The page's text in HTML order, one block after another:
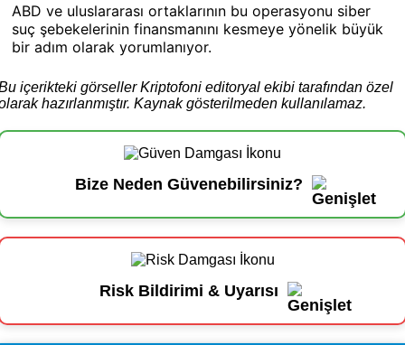
ABD ve uluslararası ortaklarının bu operasyonu siber
suç şebekelerinin finansmanını kesmeye yönelik büyük
bir adım olarak yorumlanıyor.
içerikteki görseller Kriptofoni editoryal ekibi tarafından özel
hazırlanmıştır. Kaynak gösterilmeden kullanılamaz.
Bize Neden Güvenebilirsiniz?
Risk Bildirimi & Uyarısı